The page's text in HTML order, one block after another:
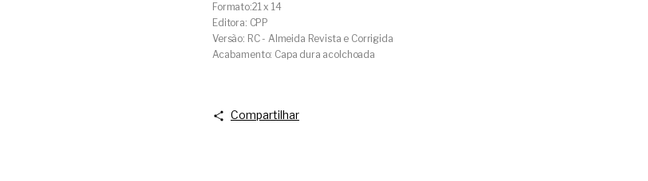
Formato:21 x 14
Editora: CPP
Versão: RC - Almeida Revista e Corrigida
Acabamento: Capa dura acolchoada
Compartilhar